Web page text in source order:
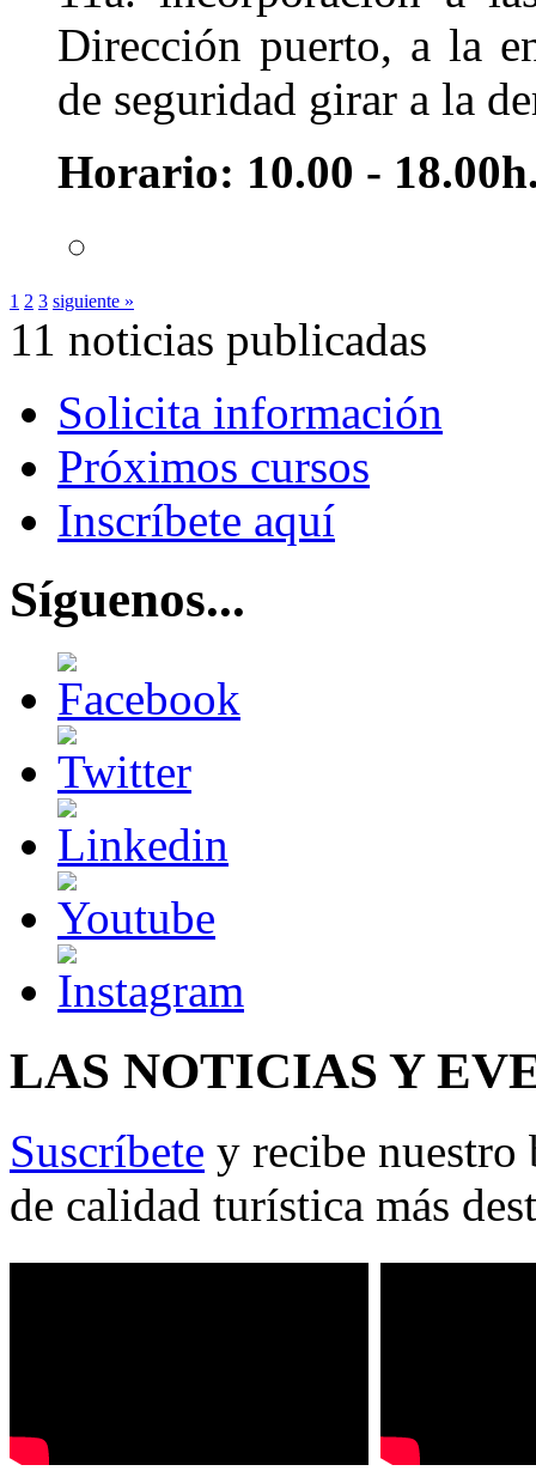
Dirección puerto, a la
de seguridad girar a la
Horario: 10.00 -
1 2 3 siguiente »
11 noticias publicadas
Solicita información
Próximos cursos
Inscríbete aquí
Síguenos...
LAS NOTICIAS Y
Suscríbete y recibe nuestro
de calidad turística más